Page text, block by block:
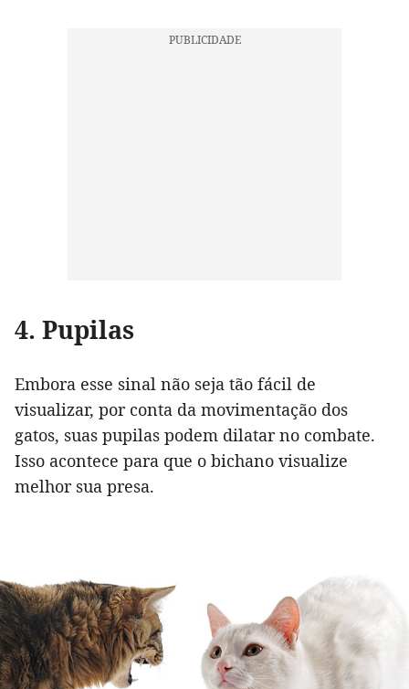
4. Pupilas
Embora esse sinal não seja tão fácil de
visualizar, por conta da movimentação dos
gatos, suas pupilas podem dilatar no combate.
Isso acontece para que o bichano visualize
melhor sua presa.